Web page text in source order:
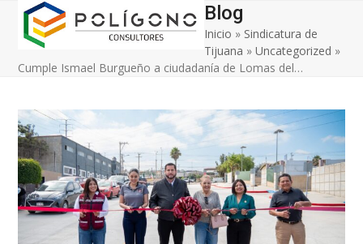
Skip
content
Open
mobile
menu
Close
mobile
menu
Blog
Inicio » Sindicatura de
Tijuana »Uncategorized »
Cumple Ismael Burgueño a ciudadanía de Lomas del…